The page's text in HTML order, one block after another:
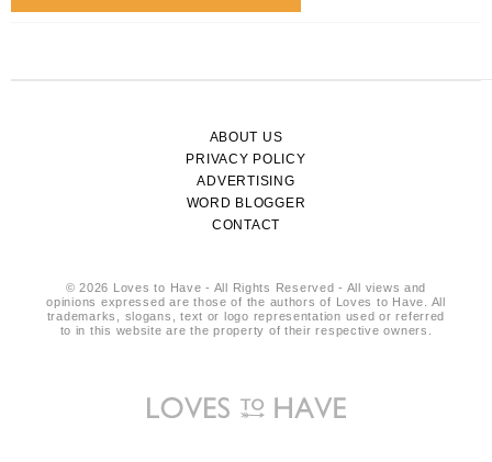
ABOUT US
PRIVACY POLICY
ADVERTISING
WORD BLOGGER
CONTACT
© 2026 Loves to Have - All Rights Reserved - All views and
opinions expressed are those of the authors of Loves to Have. All
trademarks, slogans, text or logo representation used or referred
to in this website are the property of their respective owners.